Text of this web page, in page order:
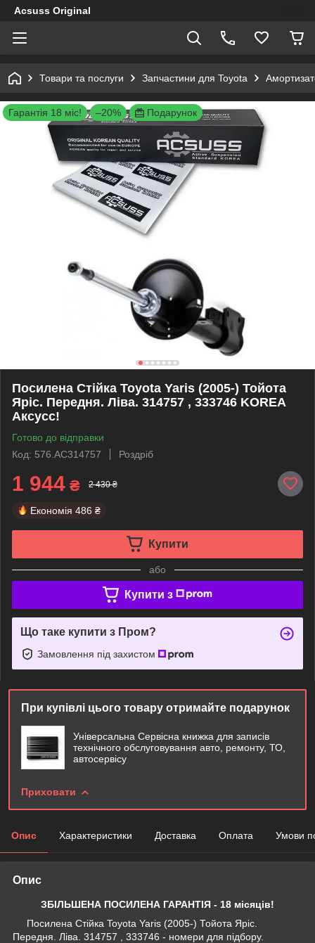
Acsuss Original
Товари та послуги Запчастини для Toyota
Гарантія 18 міс! –20% Подарунок
Посилена Стійка Toyota Yaris (2005-) Тойота
Яріс. Передня. Ліва. 314757 , 333746 KOREA
Аксусс!
Готово до відправки
Код: 576.AC314757
Роздріб
1 944 ₴ 2 430 ₴
Економія 486 ₴
Купити
або
Купити з
Що таке купити з Пром?
Замовлення під захистом
При купівлі цього товару отримайте подарунок
Універсальна Сервісна книжка для записів
технічного обслуговування авто, ремонту, ТО,
автосервісу
Приховати
Опис Характеристики Доставка Оплата Умови
Опис
ЗБІЛЬШЕНА ПОСИЛЕНА ГАРАНТІЯ - 18 місяців!
Посилена Стійка Toyota Yaris (2005-) Тойота Яріс.
Передня. Ліва. 314757 , 333746 - номери для підбору.